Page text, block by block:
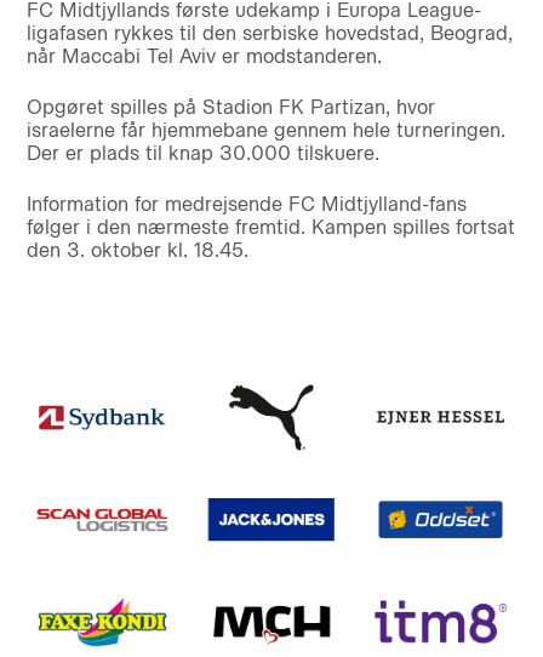
FC Midtjyllands første udekamp i Europa League-
ligafasen rykkes til den serbiske hovedstad, Beograd,
når Maccabi Tel Aviv er modstanderen.
Opgøret spilles på Stadion FK Partizan, hvor
israelerne får hjemmebane gennem hele turneringen.
Der er plads til knap 30.000 tilskuere.
Information for medrejsende FC Midtjylland-fans
følger i den nærmeste fremtid. Kampen spilles fortsat
den 3. oktober kl. 18.45.